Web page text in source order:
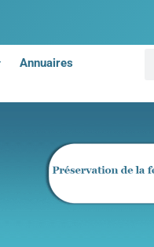
Annuaires